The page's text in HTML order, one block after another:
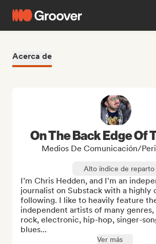
Acerca de
On The Back Edge Of
Medios De Comunicación/
Alto índice de reparto
I’m Chris Hedden, and I'm an
journalist on Substack with a highly
following. I like to heavily feature
independent artists of many
rock, electronic, hip-hop, singer-
blues...
Ver más